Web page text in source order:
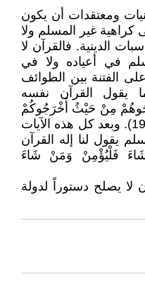
ومعتقدات أن يكون
غير المسلم ولا
الدينية. فالقرآن لا
في أعياده ولا في
الفتنة بين الطوائف
يقول القرآن نفسه
مِنْ حَيْثُ أَخْرَجُوكُمْ
وَالْفِتْنَةُ أَشَدُّ مِنَ الْقَتْلِ) (البقرة 191). وبعد كل هذه الآيات
يقول لنا إله القرآن
فَلْيُؤْمِنْ وَمَنْ شَاءَ
لا يصلح دستوراً لدولة